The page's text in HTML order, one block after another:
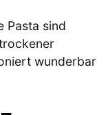
Pasta sind
wunderbar